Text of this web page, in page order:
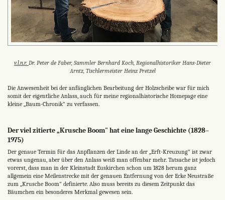
v.l.n.r. Dr. Peter de Faber, Sammler Bernhard Koch, Regionalhistoriker Hans-Dieter
Arntz, Tischlermeister Heinz Pretzel
Die Anwesenheit bei der anfänglichen Bearbeitung der Holzscheibe war für mich
somit der eigentliche Anlass, auch für meine regionalhistorische Homepage eine
kleine „Baum-Chronik" zu verfassen.
Der viel zitierte „Krusche Boom" hat eine lange Geschichte (1828–
1975)
Der genaue Termin für das Anpflanzen der Linde an der „Erft-Kreuzung" ist zwar
etwas ungenau, aber über den Anlass weiß man offenbar mehr. Tatsache ist jedoch
vorerst, dass man in der Kleinstadt Euskirchen schon um 1828 herum ganz
allgemein eine Meilenstrecke mit der genauen Entfernung von der Ecke Neustraße
zum „Krusche Boom" definierte. Also muss bereits zu diesem Zeitpunkt das
Bäumchen ein besonderes Merkmal gewesen sein.